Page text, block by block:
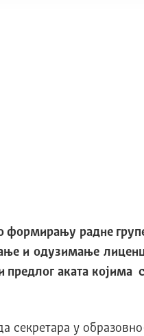
радне
и одузимање
аката којима
секретара у